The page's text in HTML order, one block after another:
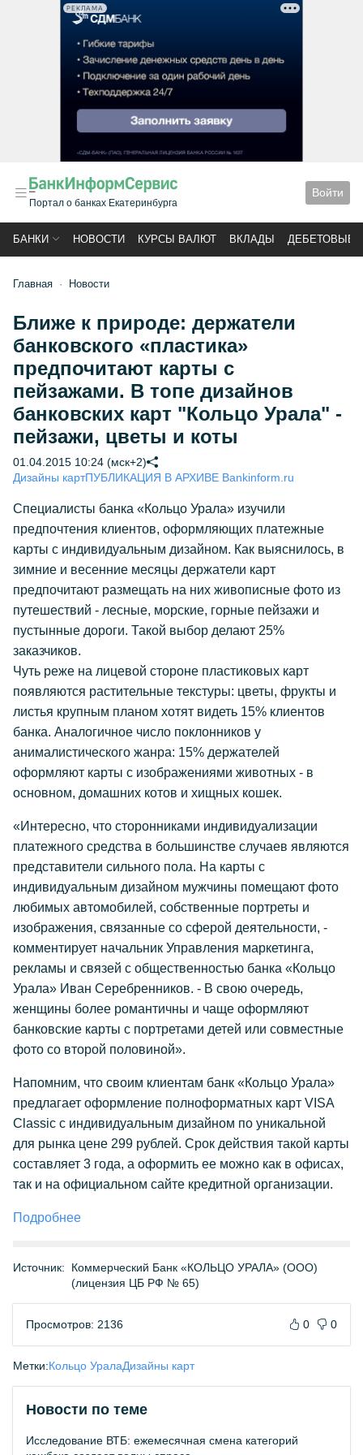
РЕКЛАМА
Портал о банках Екатеринбурга
Войти
БАНКИ НОВОСТИ КУРСЫ ВАЛЮТ ВКЛАДЫ ДЕБЕТОВЫЕ
Главная Новости
Ближе к природе: держатели
банковского «пластика»
предпочитают карты с
пейзажами. В топе дизайнов
банковских карт "Кольцо Урала" -
пейзажи, цветы и коты
01.04.2015 10:24 (мск+2)
Дизайны картПУБЛИКАЦИЯ В АРХИВЕ Bankinform.ru
Специалисты банка «Кольцо Урала» изучили
предпочтения клиентов, оформляющих платежные
карты с индивидуальным дизайном. Как выяснилось, в
зимние и весенние месяцы держатели карт
предпочитают размещать на них живописные фото из
путешествий - лесные, морские, горные пейзажи и
пустынные дороги. Такой выбор делают 25%
заказчиков.
Чуть реже на лицевой стороне пластиковых карт
появляются растительные текстуры: цветы, фрукты и
листья крупным планом хотят видеть 15% клиентов
банка. Аналогичное число поклонников у
анималистического жанра: 15% держателей
оформляют карты с изображениями животных - в
основном, домашних котов и хищных кошек.
«Интересно, что сторонниками индивидуализации
платежного средства в большинстве случаев являются
представители сильного пола. На карты с
индивидуальным дизайном мужчины помещают фото
любимых автомобилей, собственные портреты и
изображения, связанные со сферой деятельности, -
комментирует начальник Управления маркетинга,
рекламы и связей с общественностью банка «Кольцо
Урала» Иван Серебренников. - В свою очередь,
женщины более романтичны и чаще оформляют
банковские карты с портретами детей или совместные
фото со второй половиной».
Напомним, что своим клиентам банк «Кольцо Урала»
предлагает оформление полноформатных карт VISA
Classic с индивидуальным дизайном по уникальной
для рынка цене 299 рублей. Срок действия такой карты
составляет 3 года, а оформить ее можно как в офисах,
так и на официальном сайте кредитной организации.
Подробнее
Источник:
Коммерческий Банк «КОЛЬЦО УРАЛА» (ООО)
(лицензия ЦБ РФ № 65)
Просмотров: 2136 0 0
Метки:Кольцо УралаДизайны карт
Новости по теме
Исследование ВТБ: ежемесячная смена категорий